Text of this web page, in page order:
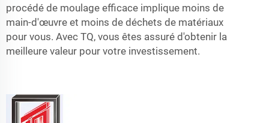
procédé de moulage efficace implique moins de
main-d'œuvre et moins de déchets de matériaux
pour vous. Avec TQ, vous êtes assuré d'obtenir la
meilleure valeur pour votre investissement.